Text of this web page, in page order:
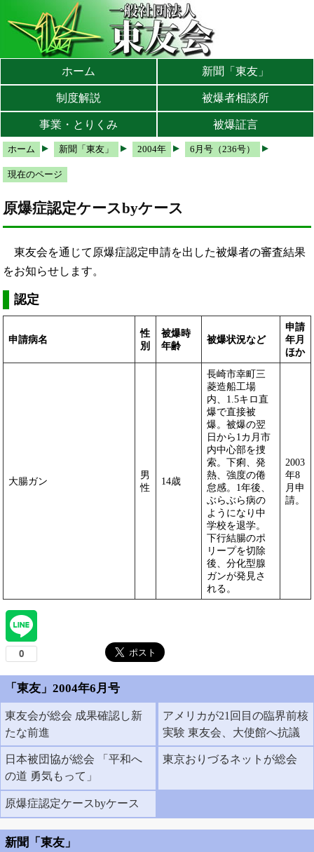
メインメニューへ
サブメニューへ
現在地ナビ（パンくずリスト）へ
ホーム 新聞「東友」
制度解説 被爆者相談所
事業・とりくみ 被爆証言
ホーム 新聞「東友」 2004年 6月号（236号）
現在のページ
原爆症認定ケースbyケース
東友会を通じて原爆症認定申請を出した被爆者の審査結果
をお知らせします。
認定
申請病名
性
別
被爆時
年齢
被爆状況など
申請
年月
ほか
大腸ガン
男
性
14歳
長崎市幸町三
菱造船工場
内、1.5キロ直
爆で直接被
爆。被爆の翌
日から1カ月市
内中心部を捜
索。下痢、発
熱、強度の倦
怠感。1年後、
ぶらぶら病の
ようになり中
学校を退学。
下行結腸のポ
リープを切除
後、分化型腺
ガンが発見さ
れる。
2003
年8
月申
請。
「東友」2004年6月号
東友会が総会 成果確認し新
たな前進
アメリカが21回目の臨界前核
実験 東友会、大使館へ抗議
日本被団協が総会 「平和へ
の道 勇気もって」
東京おりづるネットが総会
原爆症認定ケースbyケース
新聞「東友」